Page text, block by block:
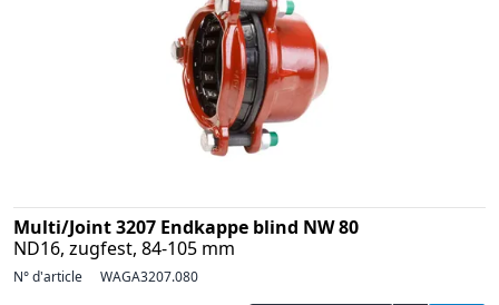
Multi/Joint 3207 Endkappe blind NW 80
ND16, zugfest, 84-105 mm
N° d'article WAGA3207.080